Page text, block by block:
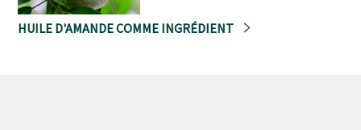
HUILE D'AMANDE COMME INGRÉDIENT